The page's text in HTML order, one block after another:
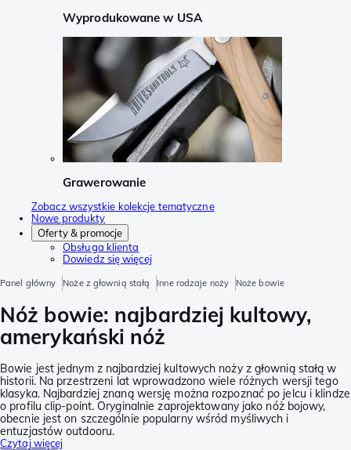
Wyprodukowane w USA
Grawerowanie
Zobacz wszystkie kolekcje tematyczne
Nowe produkty
Oferty & promocje
Obsługa klienta
Dowiedz się więcej
Panel główny Noże z głownią stałą Inne rodzaje noży Noże bowie
Nóż bowie: najbardziej kultowy,
amerykański nóż
Bowie jest jednym z najbardziej kultowych noży z głownią stałą w
historii. Na przestrzeni lat wprowadzono wiele różnych wersji tego
klasyka. Najbardziej znaną wersję można rozpoznać po jelcu i klindze
o profilu clip-point. Oryginalnie zaprojektowany jako nóż bojowy,
obecnie jest on szczególnie popularny wśród myśliwych i
entuzjastów outdooru.
Czytaj więcej